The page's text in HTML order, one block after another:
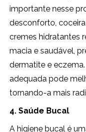
importante nesse
desconforto,
cremes hidratantes
macia e saudável,
dermatite e
adequada pode
tornando-a mais
4. Saúde Bucal
A higiene bucal é